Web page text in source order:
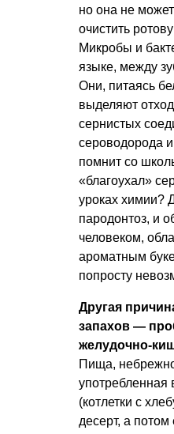
но она не
очистить
Микробы и
языке, между
Они, питаясь
выделяют
сернистых
сероводорода
помнит со
«благоухал»
уроках химии?
пародонтоз, и
человеком,
ароматным
попросту
Другая
запахов —
желудочно-
Пища,
употребленная
(котлетки с
десерт, а